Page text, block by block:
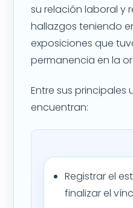
su relación laboral y
hallazgos teniendo
exposiciones que
permanencia en la
Entre sus principales
encuentran:
Registrar el
finalizar el